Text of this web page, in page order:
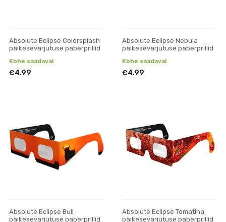
Absolute Eclipse Colorsplash
päikesevarjutuse paberprillid
Kohe saadaval
€4.99
Absolute Eclipse Nebula
päikesevarjutuse paberprillid
Kohe saadaval
€4.99
Absolute Eclipse Bull
päikesevarjutuse paberprillid
Absolute Eclipse Tomatina
päikesevarjutuse paberprillid